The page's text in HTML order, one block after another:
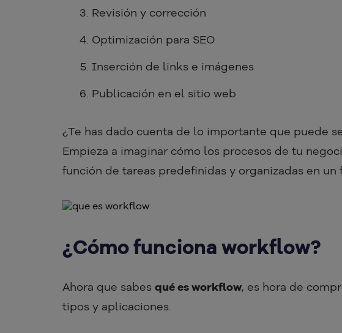
Revisión y corrección
Optimización para SEO
Inserción de links e imágenes
Publicación en el sitio web
¿Te has dado cuenta de lo importante que puede
Empieza a imaginar cómo los procesos de tu
función de tareas predefinidas y organizadas en un
¿Cómo funciona workflow?
Ahora que sabes qué es workflow, es hora de
tipos y aplicaciones.